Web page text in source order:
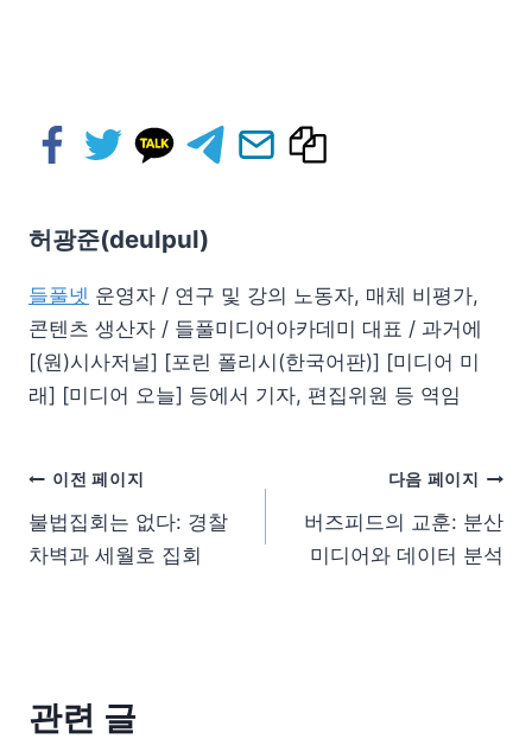
허광준(deulpul)
들풀넷 운영자 / 연구 및 강의 노동자, 매체 비평가,
콘텐츠 생산자 / 들풀미디어아카데미 대표 / 과거에
[(원)시사저널] [포린 폴리시(한국어판)] [미디어 미
래] [미디어 오늘] 등에서 기자, 편집위원 등 역임
이전 페이지
불법집회는 없다: 경찰
차벽과 세월호 집회
다음 페이지
버즈피드의 교훈: 분산
미디어와 데이터 분석
관련 글